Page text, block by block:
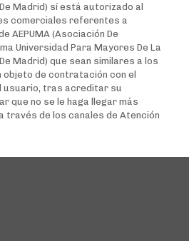
Madrid) sí está autorizado al
comerciales referentes a
AEPUMA (Asociación De
Universidad Para Mayores De La
Madrid) que sean similares a los
de contratación con el
usuario, tras acreditar su
que no se le haga llegar más
través de los canales de Atención